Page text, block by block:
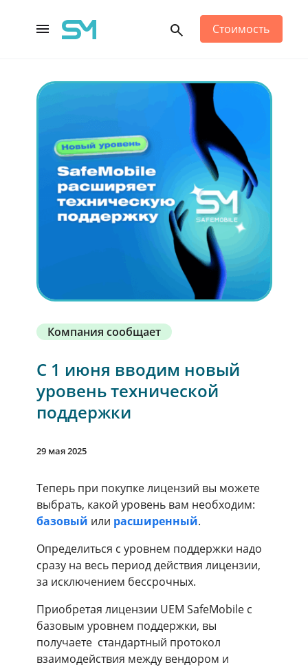
Main Navigation Стоимость
Компания сообщает
С 1 июня вводим новый
уровень технической
поддержки
29 мая 2025
Теперь при покупке лицензий вы можете
выбрать, какой уровень вам необходим:
базовый или расширенный.
Определиться с уровнем поддержки надо
сразу на весь период действия лицензии,
за исключением бессрочных.
Приобретая лицензии UEM SafeMobile с
базовым уровнем поддержки, вы
получаете стандартный протокол
взаимодействия между вендором и